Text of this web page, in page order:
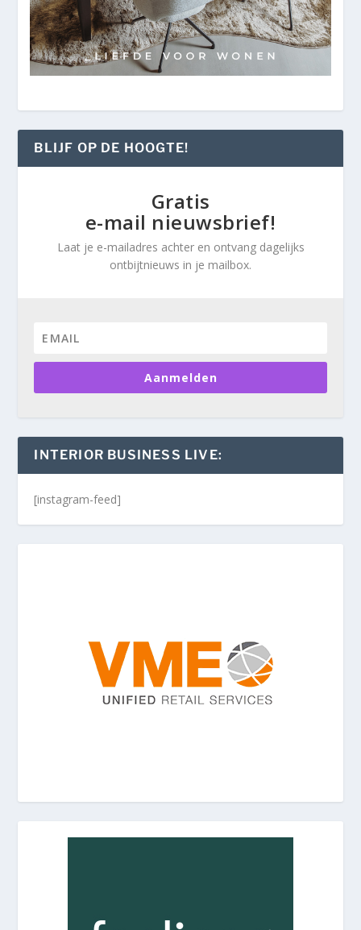
BLIJF OP DE HOOGTE!
Gratis
e-mail nieuwsbrief!
Laat je e-mailadres achter en ontvang dagelijks
ontbijtnieuws in je mailbox.
Aanmelden
INTERIOR BUSINESS LIVE:
[instagram-feed]